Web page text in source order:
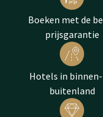
Boeken met de
prijsgarantie
Hotels in binnen-
buitenland